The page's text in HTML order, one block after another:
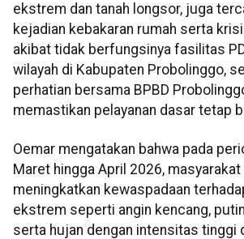
ekstrem dan tanah longsor, juga
kejadian kebakaran rumah serta
akibat tidak berfungsinya fasilitas
wilayah di Kabupaten Probolinggo,
perhatian bersama BPBD
memastikan pelayanan dasar tetap
Oemar mengatakan bahwa pada
Maret hingga April 2026,
meningkatkan kewaspadaan
ekstrem seperti angin kencang,
serta hujan dengan intensitas tinggi